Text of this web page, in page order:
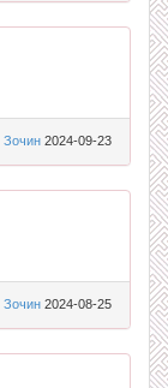
Зочин 2024-09-23
Зочин 2024-08-25